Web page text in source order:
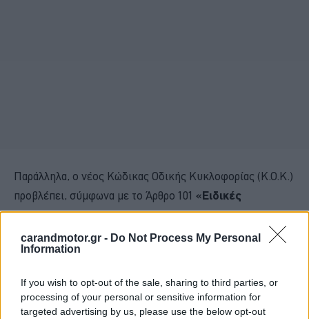
carandmotor.gr - Do Not Process My Personal
Information
If you wish to opt-out of the sale, sharing to third parties, or
processing of your personal or sensitive information for
targeted advertising by us, please use the below opt-out
Παράλληλα, ο νέος Κώδικας Οδικής Κυκλοφορίας (Κ.Ο.Κ.)
προβλέπει, σύμφωνα με το Άρθρο 101 «Ειδικές
περιπτώσεις αφαίρεσης άδειας οδήγησης», ότι
όποιος οδηγεί όχημα κατά το διάστημα που του έχει
αφαιρεθεί η άδεια για οποιονδήποτε λόγο, εκτός των
δικαστηρίου, το δικαίωμα επαναχορήγησης της
άδειας για τρία (3) επιπλέον έτη.